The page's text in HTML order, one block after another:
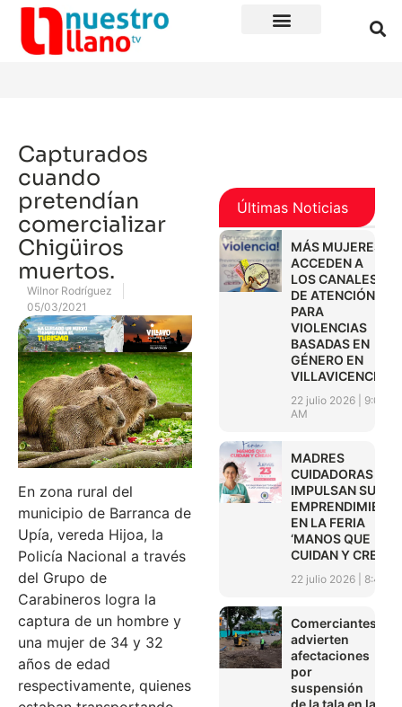
Capturados
cuando
pretendían
comercializar
Chigüiros
muertos.
Wilnor Rodríguez
05/03/2021
En zona rural del
municipio de Barranca de
Upía, vereda Hijoa, la
Policía Nacional a través
del Grupo de
Carabineros logra la
captura de un hombre y
una mujer de 34 y 32
años de edad
respectivamente, quienes
Últimas Noticias
MÁS MUJERES
ACCEDEN A
LOS CANALES
DE ATENCIÓN
PARA
VIOLENCIAS
BASADAS EN
GÉNERO EN
VILLAVICENCIO
22 julio 2026
9:01
AM
MADRES
CUIDADORAS
IMPULSAN SUS
EN LA FERIA
‘MANOS QUE
CUIDAN Y CREAN’
22 julio 2026 8:45
Comerciantes
advierten
afectaciones
por
suspensión
de la tala en la